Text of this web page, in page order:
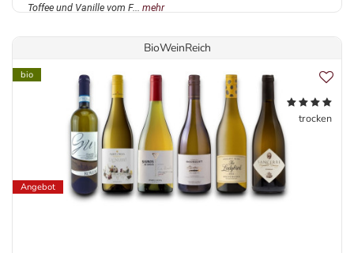
Toffee und Vanille vom F... mehr
BioWeinReich
bio
Angebot
trocken